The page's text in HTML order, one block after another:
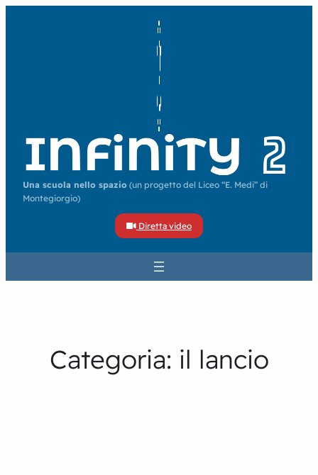
Una scuola nello spazio (un progetto del Liceo “E. Medi” di
Montegiorgio)
Diretta video
Categoria: il lancio